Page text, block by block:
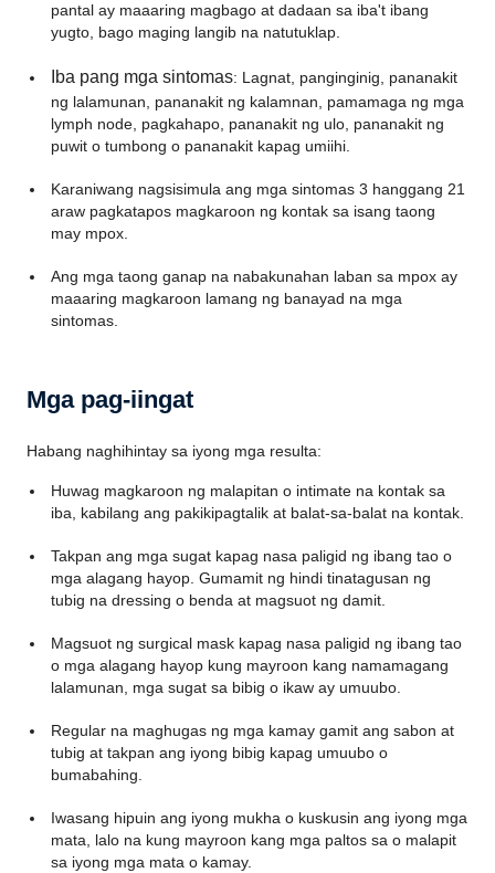
pantal ay maaaring magbago at dadaan sa iba't ibang
yugto, bago maging langib na natutuklap.
Iba pang mga sintomas: Lagnat, panginginig, pananakit
ng lalamunan, pananakit ng kalamnan, pamamaga ng mga
lymph node, pagkahapo, pananakit ng ulo, pananakit ng
puwit o tumbong o pananakit kapag umiihi.
Karaniwang nagsisimula ang mga sintomas 3 hanggang 21
araw pagkatapos magkaroon ng kontak sa isang taong
may mpox.
Ang mga taong ganap na nabakunahan laban sa mpox ay
maaaring magkaroon lamang ng banayad na mga
sintomas.
Mga pag-iingat
Habang naghihintay sa iyong mga resulta:
Huwag magkaroon ng malapitan o intimate na kontak sa
iba, kabilang ang pakikipagtalik at balat-sa-balat na kontak.
Takpan ang mga sugat kapag nasa paligid ng ibang tao o
mga alagang hayop. Gumamit ng hindi tinatagusan ng
tubig na dressing o benda at magsuot ng damit.
Magsuot ng surgical mask kapag nasa paligid ng ibang tao
o mga alagang hayop kung mayroon kang namamagang
lalamunan, mga sugat sa bibig o ikaw ay umuubo.
Regular na maghugas ng mga kamay gamit ang sabon at
tubig at takpan ang iyong bibig kapag umuubo o
bumabahing.
Iwasang hipuin ang iyong mukha o kuskusin ang iyong mga
mata, lalo na kung mayroon kang mga paltos sa o malapit
sa iyong mga mata o kamay.